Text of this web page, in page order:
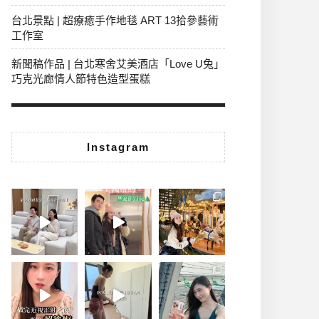
台北景點 | 超療癒手作地毯 ART 13拾參藝術
工作室
新聞稿作品 | 台北寒舍艾美酒店「Love U兔」
巧克光廊情人節特色造型蛋糕
Instagram